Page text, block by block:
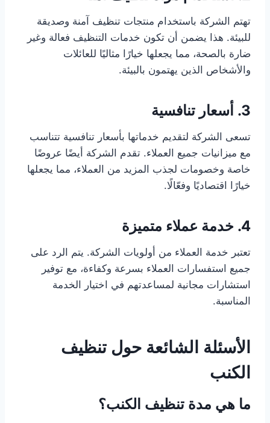
تهتم الشركة باستخدام منتجات تنظيف آمنة وصديقة
للبيئة. هذا يضمن أن تكون خدمات التنظيف فعالة وغير
ضارة بالصحة، مما يجعلها خيارًا مثاليًا للعائلات
والأشخاص الذين يهتمون بالبيئة.
3. أسعار تنافسية
تسعى الشركة لتقديم خدماتها بأسعار تنافسية تتناسب
مع ميزانيات جميع العملاء. تقدم الشركة أيضًا عروضًا
خاصة وخصومات لجذب المزيد من العملاء، مما يجعلها
خيارًا اقتصاديًا وفعّالًا.
4. خدمة عملاء متميزة
تعتبر خدمة العملاء من أولويات الشركة. يتم الرد على
جميع استفسارات العملاء بسرعة وكفاءة، مع توفير
استشارات مجانية لمساعدتهم في اختيار الخدمة
المناسبة.
الأسئلة الشائعة حول تنظيف
الكنب
ما هي مدة تنظيف الكنب؟